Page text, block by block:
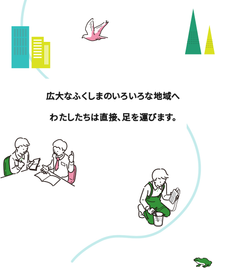
広大なふくしまのいろいろな地域へ
わたしたちは直接、足を運びます。